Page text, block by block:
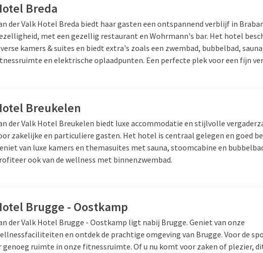
Breda
der Valk Hotel Breda biedt haar gasten een ontspannend verblijf in
met een gezellig restaurant en Wohrmann's bar. Het hotel
kamers & suites en biedt extra's zoals een zwembad, bubbelbad,
en elektrische oplaadpunten. Een perfecte plek voor een fijn
Breukelen
der Valk Hotel Breukelen biedt luxe accommodatie en stijlvolle
zakelijke en particuliere gasten. Het hotel is centraal gelegen en goed
van luxe kamers en themasuites met sauna, stoomcabine en
ook van de wellness met binnenzwembad.
Brugge - Oostkamp
der Valk Hotel Brugge - Oostkamp ligt nabij Brugge. Geniet van onze
en ontdek de prachtige omgeving van Brugge. Voor de
genoeg ruimte in onze fitnessruimte. Of u nu komt voor zaken of plezier,